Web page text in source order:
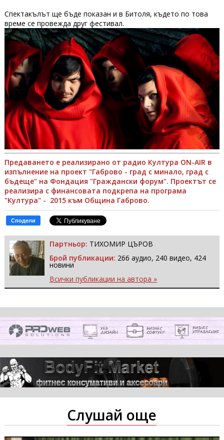
Спектакълът ще бъде показан и в Битоля, където по това
време се провежда друг фестивал.
Предаването е реализирано от радио Култура ON-AIR в
изпълнение на проект "Габрово - град с минало, град с
бъдеще" на Фондация "Граждански форум". Проектът се
реализира с финансовата подкрепа на програма
"Култура" - 2015 към Община Габрово.
Сподели
Партньор: ТИХОМИР ЦЪРОВ
Брой публикации: 266 аудио, 240 видео, 424
новини
Всички публикации на автора »
Слушай още